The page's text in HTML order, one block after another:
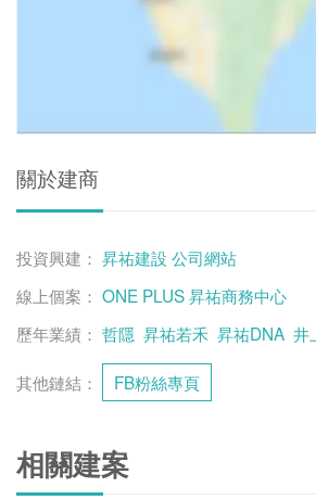
關於建商
投資興建： 昇祐建設 公司網站
線上個案： ONE PLUS 昇祐商務中心
歷年業績： 哲隱 昇祐若禾 昇祐DNA 井
其他鏈結： FB粉絲專頁
相關建案